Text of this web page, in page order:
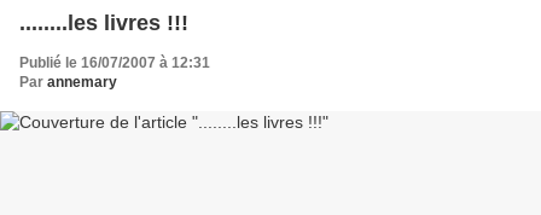
........les livres !!!
Publié le 16/07/2007 à 12:31
Par annemary